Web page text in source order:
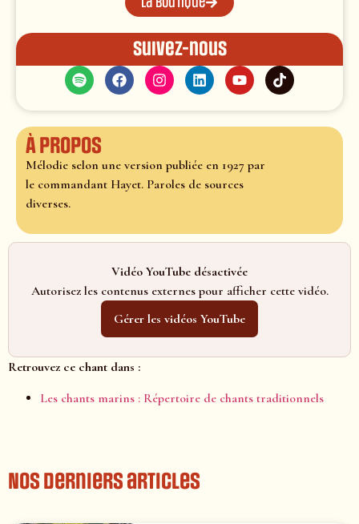
Suivez-nous
À propos
Mélodie selon une version publiée en 1927 par
le commandant Hayet. Paroles de sources
diverses.
Vidéo YouTube désactivée
Autorisez les contenus externes pour afficher cette vidéo.
Gérer les vidéos YouTube
Retrouvez ce chant dans :
Les chants marins : Répertoire de chants traditionnels
Nos derniers articles